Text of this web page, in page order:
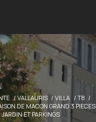
e
VALLAURIS VILLA
T8
DE MACON GRAND 3 PIECES
ET PARKINGS